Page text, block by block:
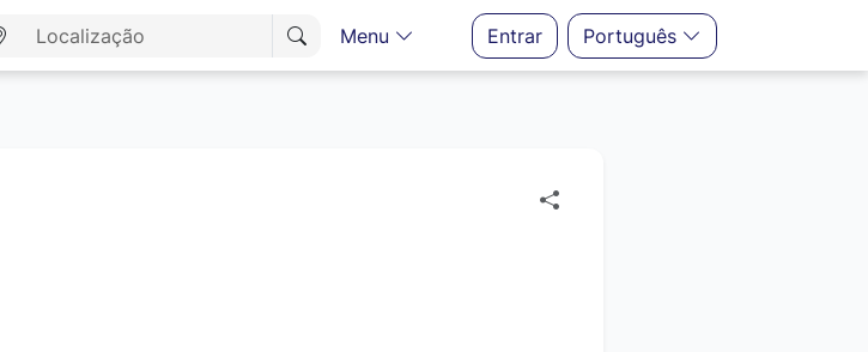
Menu Entrar Português